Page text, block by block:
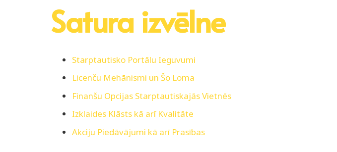
Satura izvēlne
Starptautisko Portālu Ieguvumi
Licenču Mehānismi un Šo Loma
Finanšu Opcijas Starptautiskajās Vietnēs
Izklaides Klāsts kā arī Kvalitāte
Akciju Piedāvājumi kā arī Prasības